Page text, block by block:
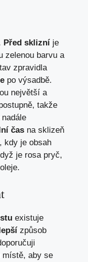
Před sklizní je
zelenou barvu a
zpravidla
po výsadbě.
největší a
takže
čas na sklizeň
kdy je obsah
je rosa pryč,
existuje
způsob
místě, aby se